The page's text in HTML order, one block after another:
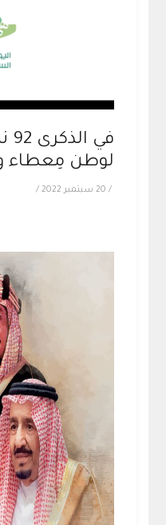
لوطن مِعطاء
/ 20 سبتمبر 2022 /